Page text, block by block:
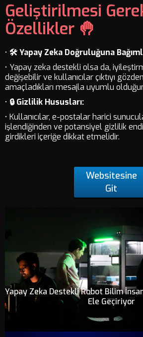
Geliştirilmesi
Özellikler 🤚
• 🛠️ Yapay Zeka Doğruluğuna
• Yapay zeka destekli olsa da,
değişebilir ve kullanıcılar çıktıyı
amaçladıkları mesajla uyumlu
• 🔒 Gizlilik Hususları:
• Kullanıcılar, e-postalar harici
işlendiğinden ve potansiyel gizlilik
girdikleri içeriğe dikkat etmelidir.
Websitesine
Git
Yapay Zeka Destekli Robot Bilim
Ele Geçiriyor